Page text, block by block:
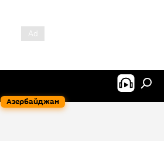
Азербайджан